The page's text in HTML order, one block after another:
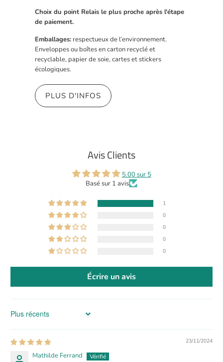
Choix du point Relais le plus proche après l'étape
de paiement.
Emballages: respectueux de l’environnement.
Enveloppes ou boîtes en carton recyclé et
recyclable, papier de soie, cartes et stickers
écologiques.
PLUS D'INFOS
Avis Clients
5.00 sur 5
Basé sur 1 avis
1
0
0
0
0
Écrire un avis
Sort by
23/11/2024
Mathilde Ferrand